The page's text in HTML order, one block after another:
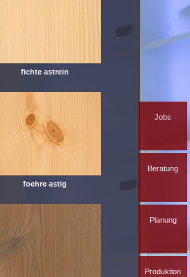
Jobs
Beratung
Planung
Produktion
fichte astrein
foehre astig